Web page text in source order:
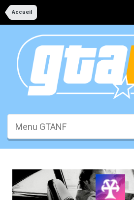
Accueil
Menu GTANF